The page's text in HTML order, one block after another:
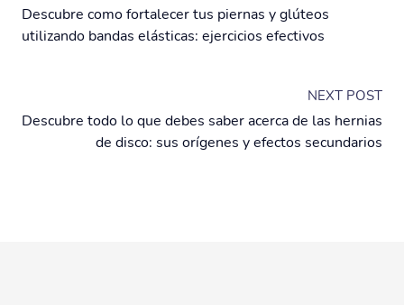
Descubre como fortalecer tus piernas y glúteos
utilizando bandas elásticas: ejercicios efectivos
NEXT POST
Descubre todo lo que debes saber acerca de las hernias
de disco: sus orígenes y efectos secundarios